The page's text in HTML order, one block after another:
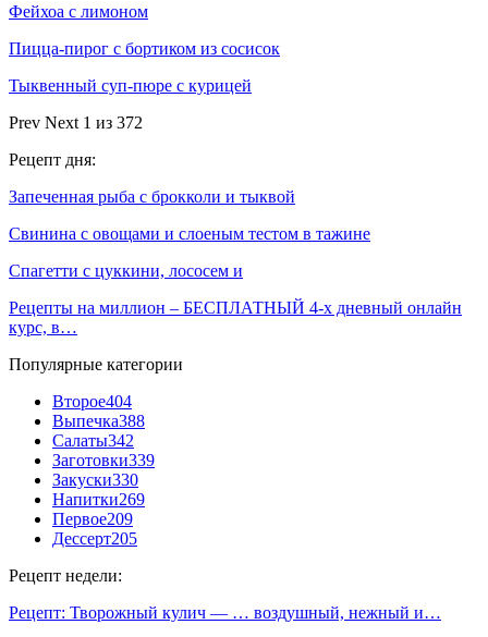
Фейхоа с лимоном
Пицца-пирог с бортиком из сосисок
Тыквенный суп-пюре с курицей
Prev Next 1 из 372
Рецепт дня:
Запеченная рыба с брокколи и тыквой
Свинина с овощами и слоеным тестом в тажине
Спагетти с цуккини, лососем и
Рецепты на миллион – БЕСПЛАТНЫЙ 4-х дневный онлайн
курс, в…
Популярные категории
Второе404
Выпечка388
Салаты342
Заготовки339
Закуски330
Напитки269
Первое209
Дессерт205
Рецепт недели:
Рецепт: Творожный кулич — … воздушный, нежный и…